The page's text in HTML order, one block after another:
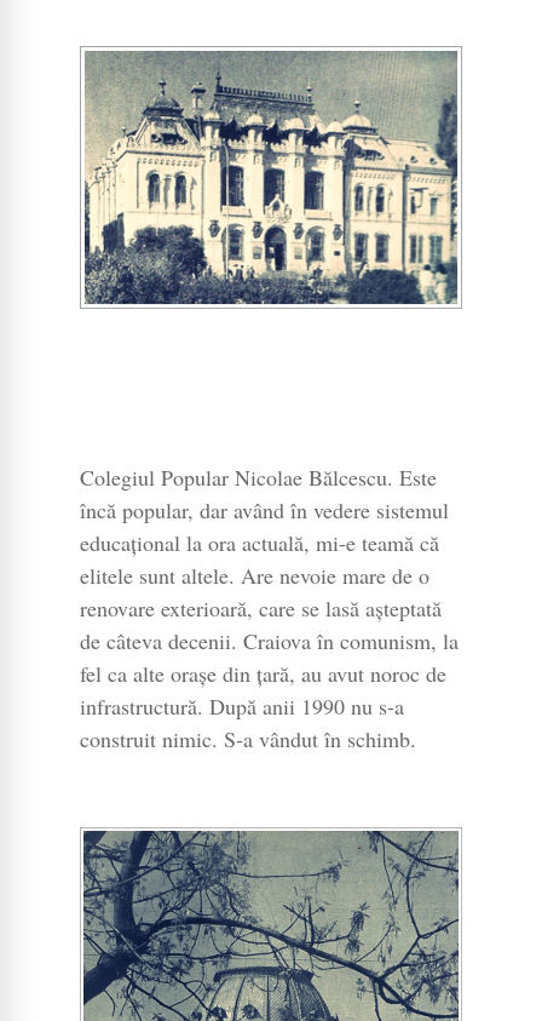
Colegiul Popular Nicolae Bălcescu. Este
încă popular, dar având în vedere sistemul
educațional la ora actuală, mi-e teamă că
elitele sunt altele. Are nevoie mare de o
renovare exterioară, care se lasă așteptată
de câteva decenii. Craiova în comunism, la
fel ca alte orașe din țară, au avut noroc de
infrastructură. După anii 1990 nu s-a
construit nimic. S-a vândut în schimb.